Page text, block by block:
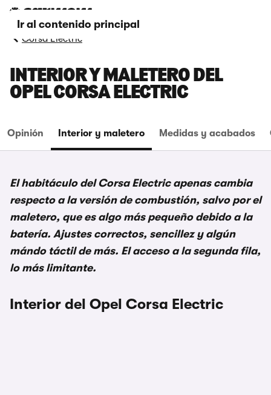
Ir al contenido principal
Corsa Electric
INTERIOR Y MALETERO DEL
OPEL CORSA ELECTRIC
Opinión Interior y maletero Medidas y acabados
El habitáculo del Corsa Electric apenas cambia
respecto a la versión de combustión, salvo por el
maletero, que es algo más pequeño debido a la
batería. Ajustes correctos, sencillez y algún
mándo táctil de más. El acceso a la segunda fila,
lo más limitante.
Interior del Opel Corsa Electric